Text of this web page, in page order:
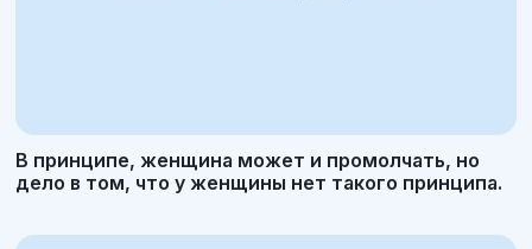
В принципе, женщина может и промолчать, но
дело в том, что у женщины нет такого принципа.